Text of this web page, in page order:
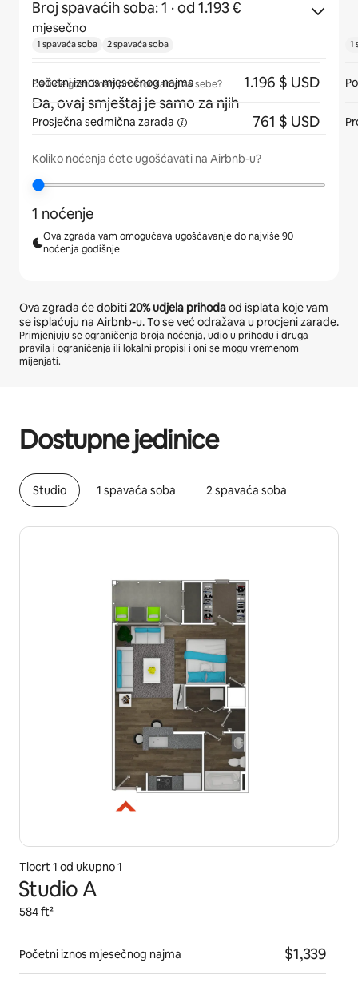
Broj spavaćih soba: 1 · od 1.193 €
mjesečno
Da li će gosti imati prostor samo za sebe?
Da, ovaj smještaj je samo za njih
Koliko noćenja ćete ugošćavati na Airbnb-u?
1 noćenje
Ova zgrada vam omogućava ugošćavanje do najviše 90
noćenja godišnje
Ova zgrada će dobiti20%udjela prihodaod isplata koje vam
se isplaćuju na Airbnb-u. To se već odražava u procjeni zarade.
Primjenjuju se ograničenja broja noćenja, udio u prihodu i druga
pravila i ograničenja ili lokalni propisi i oni se mogu vremenom
mijenjati.
Dostupne jedinice
Studio 1 spavaća soba 2 spavaća soba
Tlocrt 1 od ukupno 1
Studio A
584 ft²
Početni iznos mjesečnog najma $1,339
1 spavaća soba 2 spavaća soba
Početni iznos mjesečnog najma 1.196 $ USD
Prosječna sedmična zarada 761 $ USD
1